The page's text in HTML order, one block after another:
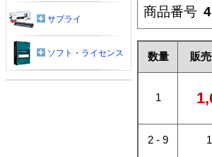
商品番号
数量 販
1
2 - 9
サプライ
ソフト・ライセンス